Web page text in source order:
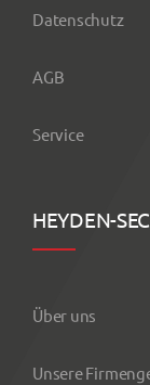
Datenschutz
AGB
Service
HEYDEN-
Über uns
Unsere